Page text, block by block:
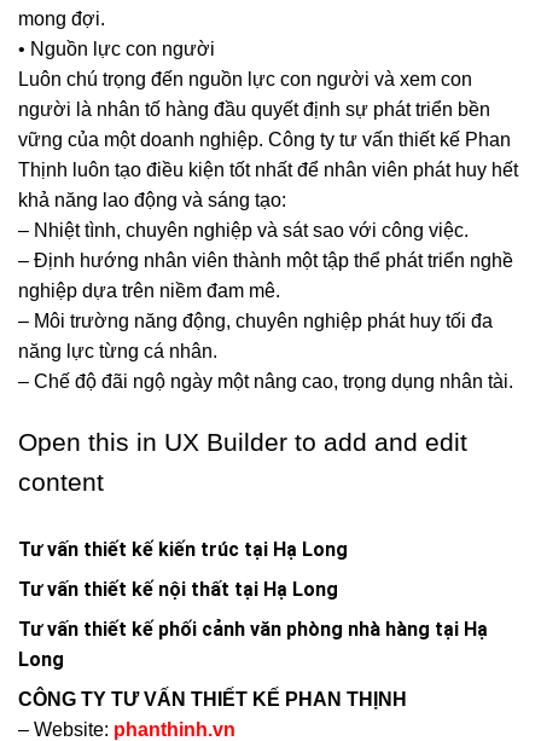
mong đợi.
• Nguồn lực con người
Luôn chú trọng đến nguồn lực con người và xem con
người là nhân tố hàng đầu quyết định sự phát triển bền
vững của một doanh nghiệp. Công ty tư vấn thiết kế Phan
Thịnh luôn tạo điều kiện tốt nhất để nhân viên phát huy hết
khả năng lao động và sáng tạo:
– Nhiệt tình, chuyên nghiệp và sát sao với công việc.
– Định hướng nhân viên thành một tập thể phát triển nghề
nghiệp dựa trên niềm đam mê.
– Môi trường năng động, chuyên nghiệp phát huy tối đa
năng lực từng cá nhân.
– Chế độ đãi ngộ ngày một nâng cao, trọng dụng nhân tài.
Open this in UX Builder to add and edit
content
Tư vấn thiết kế kiến trúc tại Hạ Long
Tư vấn thiết kế nội thất tại Hạ Long
Tư vấn thiết kế phối cảnh văn phòng nhà hàng tại Hạ
Long
CÔNG TY TƯ VẤN THIẾT KẾ PHAN THỊNH
– Website: phanthinh.vn